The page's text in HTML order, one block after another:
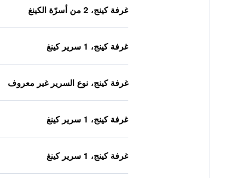
غرفة كينج، 2 من أسرّة الكينغ
غرفة كينج، 1 سرير كينغ
غرفة كينج، نوع السرير غير معروف
غرفة كينج، 1 سرير كينغ
غرفة كينج، 1 سرير كينغ